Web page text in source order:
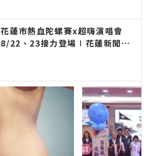
的在地資訊！
花蓮市熱血陀螺賽x超嗨演唱會
8/22、23接力登場∣花蓮新聞網